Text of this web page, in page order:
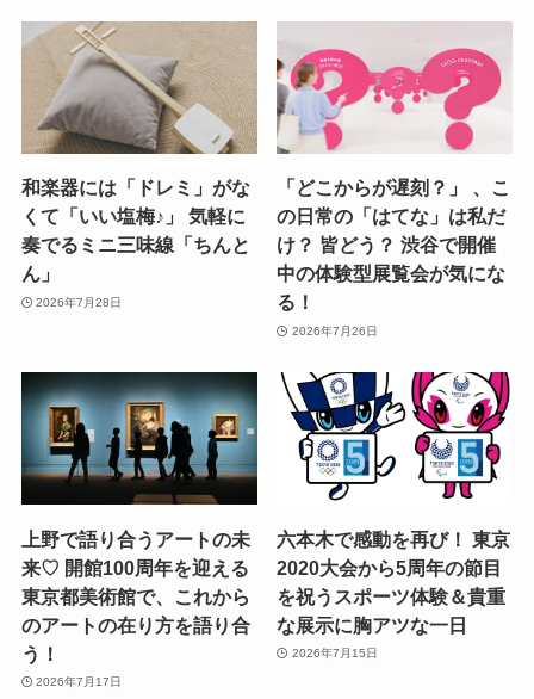
和楽器には「ドレミ」がな
くて「いい塩梅♪」 気軽に
奏でるミニ三味線「ちんと
ん」
2026年7月28日
「どこからが遅刻？」 、こ
の日常の「はてな」は私だ
け？ 皆どう？ 渋谷で開催
中の体験型展覧会が気にな
る！
2026年7月26日
上野で語り合うアートの未
来♡ 開館100周年を迎える
東京都美術館で、これから
のアートの在り方を語り合
う！
2026年7月17日
六本木で感動を再び！ 東京
2020大会から5周年の節目
を祝うスポーツ体験＆貴重
な展示に胸アツな一日
2026年7月15日